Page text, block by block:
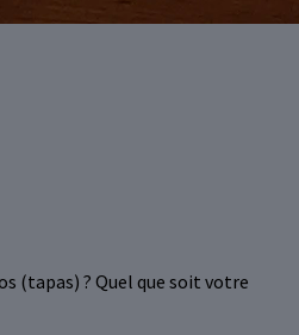
(tapas) ? Quel que soit votre